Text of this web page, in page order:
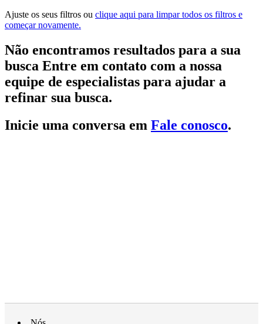
Ajuste os seus filtros ou clique aqui para limpar todos os filtros e
começar novamente.
Não encontramos resultados para a sua
busca Entre em contato com a nossa
equipe de especialistas para ajudar a
refinar sua busca.
Inicie uma conversa em Fale conosco.